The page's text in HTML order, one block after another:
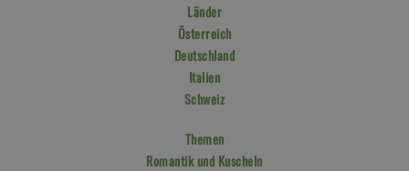
Länder
Österreich
Deutschland
Italien
Schweiz
Themen
Romantik und Kuscheln